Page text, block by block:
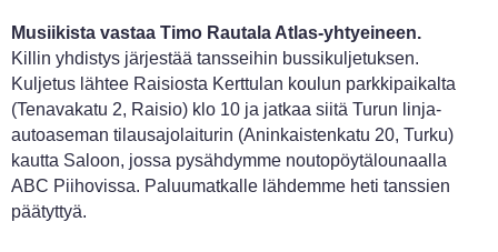
Musiikista vastaa Timo Rautala Atlas-yhtyeineen.
Killin yhdistys järjestää tansseihin bussikuljetuksen.
Kuljetus lähtee Raisiosta Kerttulan koulun parkkipaikalta
(Tenavakatu 2, Raisio) klo 10 ja jatkaa siitä Turun linja-
autoaseman tilausajolaiturin (Aninkaistenkatu 20, Turku)
kautta Saloon, jossa pysähdymme noutopöytälounaalla
ABC Piihovissa. Paluumatkalle lähdemme heti tanssien
päätyttyä.